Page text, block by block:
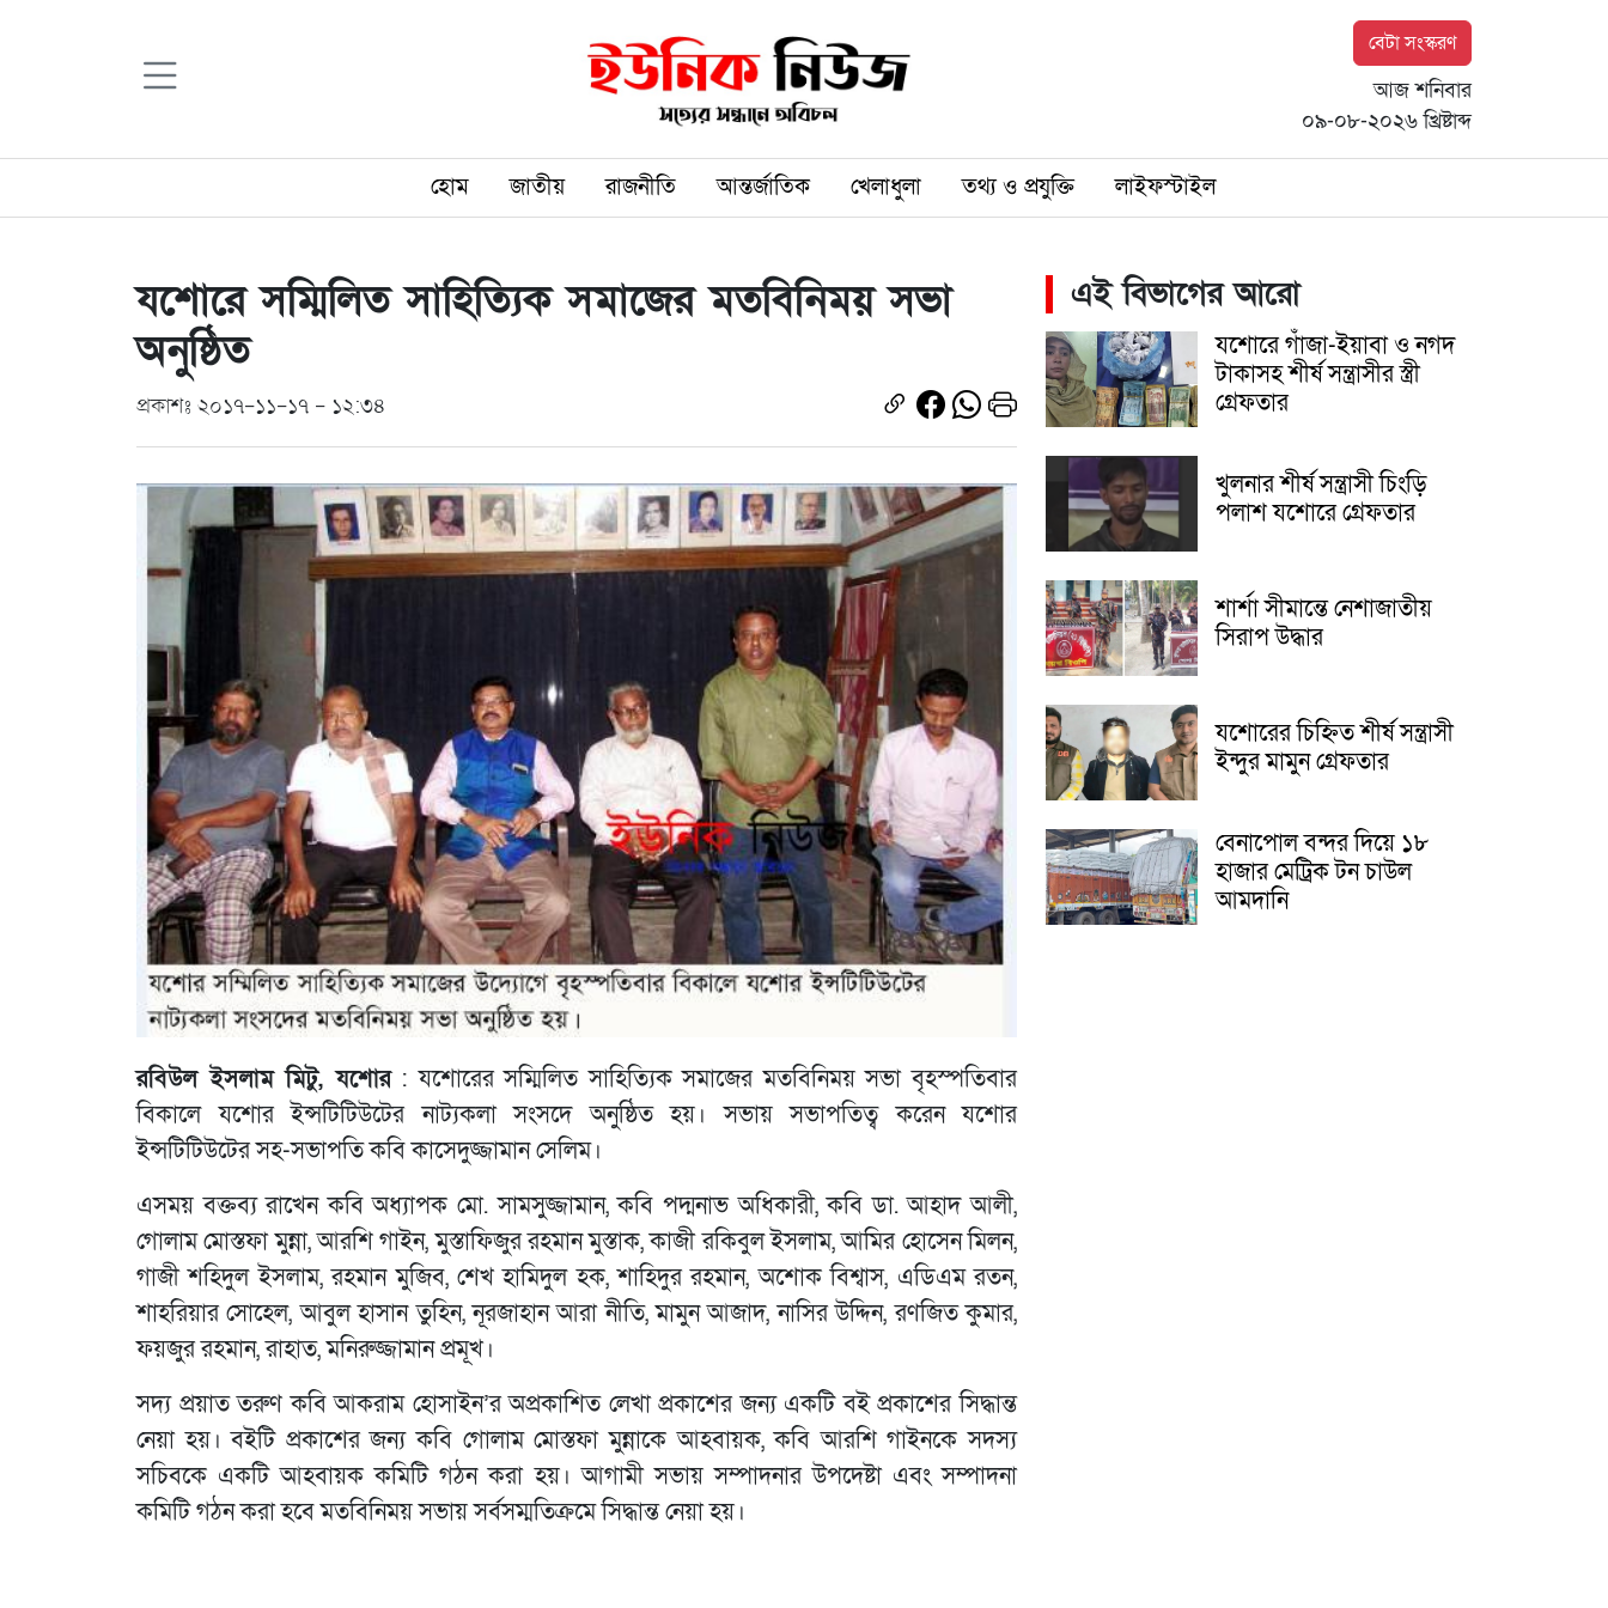
বেটা সংস্করণ
আজ শনিবার
০৯-০৮-২০২৬ খ্রিষ্টাব্দ
হোম জাতীয় রাজনীতি আন্তর্জাতিক খেলাধুলা তথ্য ও প্রযুক্তি লাইফস্টাইল
যশোরে সম্মিলিত সাহিত্যিক সমাজের মতবিনিময় সভা
অনুষ্ঠিত
প্রকাশঃ ২০১৭-১১-১৭ - ১২:৩৪
রবিউল ইসলাম মিটু, যশোর: যশোরের সম্মিলিত সাহিত্যিক সমাজের মতবিনিময় সভা বৃহস্পতিবার
বিকালে যশোর ইন্সটিটিউটের নাট্যকলা সংসদে অনুষ্ঠিত হয়। সভায় সভাপতিত্ব করেন যশোর
ইন্সটিটিউটের সহ-সভাপতি কবি কাসেদুজ্জামান সেলিম।
এসময় বক্তব্য রাখেন কবি অধ্যাপক মো. সামসুজ্জামান, কবি পদ্মনাভ অধিকারী, কবি ডা. আহাদ আলী,
গোলাম মোস্তফা মুন্না, আরশি গাইন, মুস্তাফিজুর রহমান মুস্তাক, কাজী রকিবুল ইসলাম, আমির হোসেন মিলন,
গাজী শহিদুল ইসলাম, রহমান মুজিব, শেখ হামিদুল হক, শাহিদুর রহমান, অশোক বিশ্বাস, এডিএম রতন,
শাহরিয়ার সোহেল, আবুল হাসান তুহিন, নূরজাহান আরা নীতি, মামুন আজাদ, নাসির উদ্দিন, রণজিত কুমার,
ফয়জুর রহমান, রাহাত, মনিরুজ্জামান প্রমূখ।
সদ্য প্রয়াত তরুণ কবি আকরাম হোসাইন’র অপ্রকাশিত লেখা প্রকাশের জন্য একটি বই প্রকাশের সিদ্ধান্ত
নেয়া হয়। বইটি প্রকাশের জন্য কবি গোলাম মোস্তফা মুন্নাকে আহবায়ক, কবি আরশি গাইনকে সদস্য
সচিবকে একটি আহবায়ক কমিটি গঠন করা হয়। আগামী সভায় সম্পাদনার উপদেষ্টা এবং সম্পাদনা
কমিটি গঠন করা হবে মতবিনিময় সভায় সর্বসম্মতিক্রমে সিদ্ধান্ত নেয়া হয়।
এই বিভাগের আরো
যশোরে গাঁজা-ইয়াবা ও নগদ
টাকাসহ শীর্ষ সন্ত্রাসীর স্ত্রী
গ্রেফতার
খুলনার শীর্ষ সন্ত্রাসী চিংড়ি
পলাশ যশোরে গ্রেফতার
শার্শা সীমান্তে নেশাজাতীয়
সিরাপ উদ্ধার
যশোরের চিহ্নিত শীর্ষ সন্ত্রাসী
ইন্দুর মামুন গ্রেফতার
বেনাপোল বন্দর দিয়ে ১৮
হাজার মেট্রিক টন চাউল
আমদানি